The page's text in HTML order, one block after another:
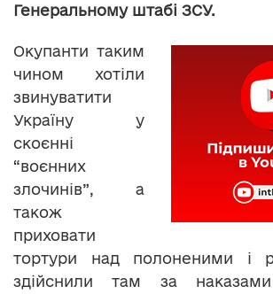
Генеральному штабі ЗСУ.
Окупанти таким
чином хотіли
звинуватити
Україну у
скоєнні
“воєнних
злочинів”, а
також
приховати
тортури над полоненими і
здійснили там за наказами